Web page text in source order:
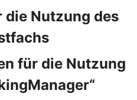
die Nutzung des
für die Nutzung